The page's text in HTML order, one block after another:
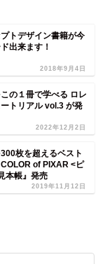
トデザイン書籍が今
出来ます！
2018年9月4日
の１冊で学べる ロレ
トリアル vol.3 が発
2022年12月2日
枚を超えるベスト
of PIXAR <ピ
本帳』発売
2019年11月12日